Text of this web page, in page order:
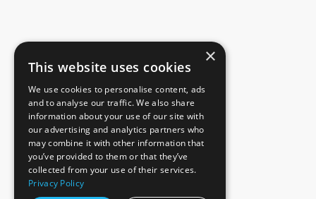
×
This website uses cookies
We use cookies to personalise content, ads
and to analyse our traffic. We also share
information about your use of our site with
our advertising and analytics partners who
may combine it with other information that
you’ve provided to them or that they’ve
collected from your use of their services.
Privacy Policy